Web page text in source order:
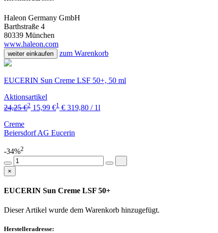
Haleon Germany GmbH
Barthstraße 4
80339 München
www.haleon.com
weiter einkaufen zum Warenkorb
EUCERIN Sun Creme LSF 50+, 50 ml
Aktionsartikel
24,25 €2 15,99 €1 € 319,80 / 1l
Creme
Beiersdorf AG Eucerin
-34%2
×
EUCERIN Sun Creme LSF 50+
Dieser Artikel wurde dem Warenkorb hinzugefügt.
Herstelleradresse: